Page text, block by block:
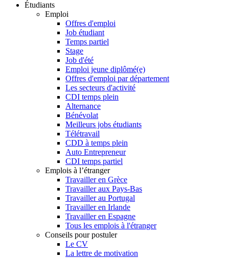
Étudiants
Emploi
Offres d'emploi
Job étudiant
Temps partiel
Stage
Job d'été
Emploi jeune diplômé(e)
Offres d'emploi par département
Les secteurs d'activité
CDI temps plein
Alternance
Bénévolat
Meilleurs jobs étudiants
Télétravail
CDD à temps plein
Auto Entrepreneur
CDI temps partiel
Emplois à l’étranger
Travailler en Grèce
Travailler aux Pays-Bas
Travailler au Portugal
Travailler en Irlande
Travailler en Espagne
Tous les emplois à l'étranger
Conseils pour postuler
Le CV
La lettre de motivation